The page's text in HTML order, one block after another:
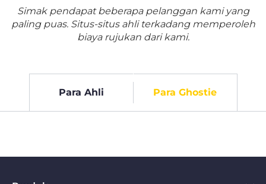
Simak pendapat beberapa pelanggan kami yang
paling puas. Situs-situs ahli terkadang memperoleh
biaya rujukan dari kami.
Para Ahli Para Ghostie